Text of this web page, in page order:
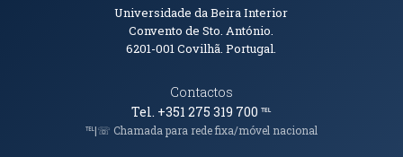
Informações de Contacto
Universidade da Beira Interior
Convento de Sto. António.
6201-001Covilhã. Portugal.
Contactos
Tel. +351 275 319 700℡
℡|☏ Chamada para rede fixa/móvel nacional